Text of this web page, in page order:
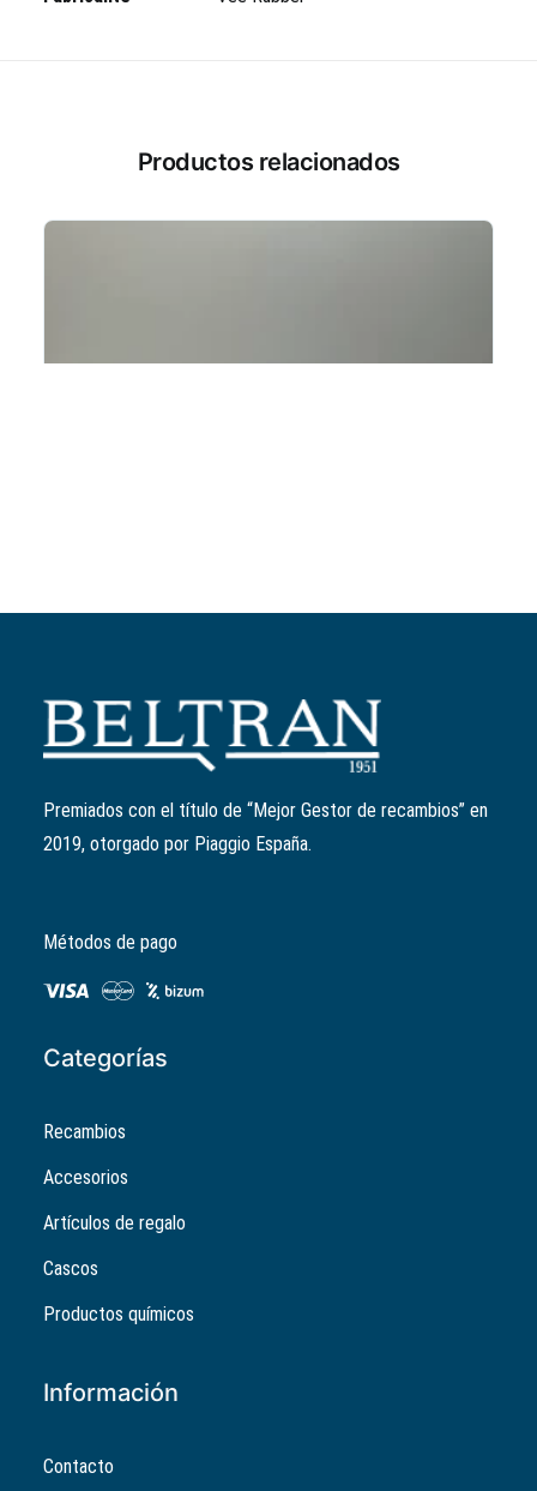
Productos relacionados
Anillo retén válvulas
436438
10,36
original
era:
El
actual
Premiados con el título de “Mejor Gestor de recambios” en
2019, otorgado por Piaggio España.
Métodos de pago
Categorías
Recambios
Accesorios
Artículos de regalo
Cascos
Productos químicos
Información
Contacto